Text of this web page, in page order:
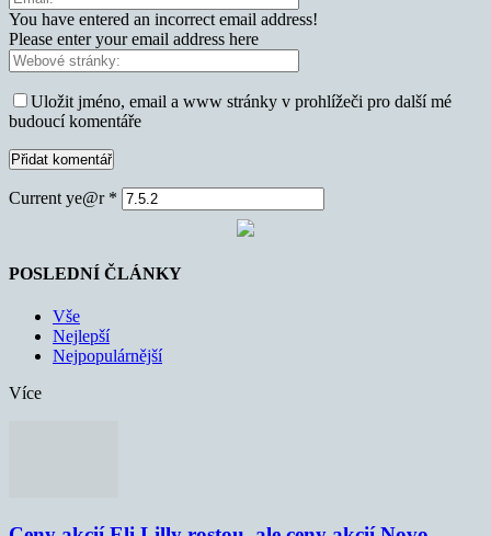
You have entered an incorrect email address!
Please enter your email address here
Uložit jméno, email a www stránky v prohlížeči pro další mé
budoucí komentáře
Current ye@r *
POSLEDNÍ ČLÁNKY
Vše
Nejlepší
Nejpopulárnější
Více